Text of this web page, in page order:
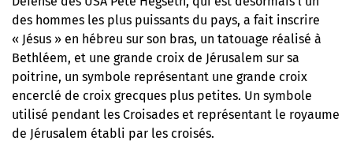
des hommes les plus puissants du pays, a fait inscrire
« Jésus » en hébreu sur son bras, un tatouage réalisé à
Bethléem, et une grande croix de Jérusalem sur sa
poitrine, un symbole représentant une grande croix
encerclé de croix grecques plus petites. Un symbole
utilisé pendant les Croisades et représentant le royaume
de Jérusalem établi par les croisés.